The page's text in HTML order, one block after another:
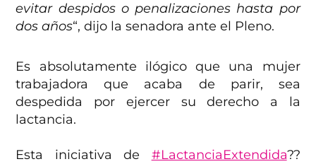
evitar despidos o penalizaciones hasta por
dos años“, dijo la senadora ante el Pleno.
Es absolutamente ilógico que una mujer
trabajadora que acaba de parir, sea
despedida por ejercer su derecho a la
lactancia.
Esta iniciativa de #LactanciaExtendida??